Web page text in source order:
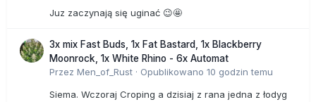
Juz zaczynają się uginać 😉🤩
3x mix Fast Buds, 1x Fat Bastard, 1x Blackberry
Moonrock, 1x White Rhino - 6x Automat
Przez Men_of_Rust · Opublikowano 10 godzin temu
Siema. Wczoraj Croping a dzisiaj z rana jedna z łodyg